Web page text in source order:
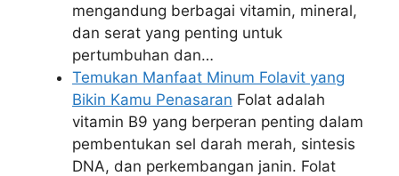
mengandung berbagai vitamin, mineral,
dan serat yang penting untuk
pertumbuhan dan…
Temukan Manfaat Minum Folavit yang
Bikin Kamu Penasaran Folat adalah
vitamin B9 yang berperan penting dalam
pembentukan sel darah merah, sintesis
DNA, dan perkembangan janin. Folat